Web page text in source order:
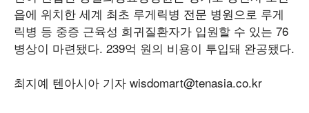
읍에 위치한 세계 최초 루게릭병 전문 병원으로 루게
릭병 등 중증 근육성 희귀질환자가 입원할 수 있는 76
병상이 마련됐다. 239억 원의 비용이 투입돼 완공됐다.
최지예 텐아시아 기자 wisdomart@tenasia.co.kr